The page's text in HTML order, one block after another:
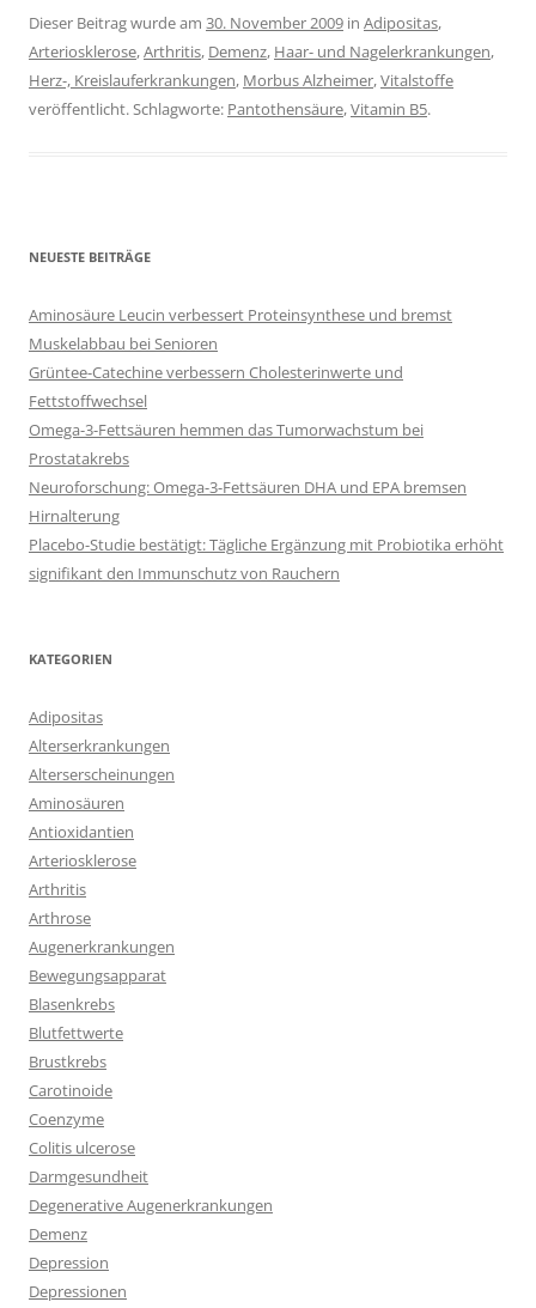
Dieser Beitrag wurde am 30. November 2009 in Adipositas,
Arteriosklerose,Arthritis, Demenz, Haar- und Nagelerkrankungen,
Herz-, Kreislauferkrankungen, Morbus Alzheimer,Vitalstoffe
veröffentlicht. Schlagworte: Pantothensäure,Vitamin B5.
NEUESTE BEITRÄGE
Aminosäure Leucin verbessert Proteinsynthese und bremst
Muskelabbau bei Senioren
Grüntee-Catechine verbessern Cholesterinwerte und
Fettstoffwechsel
Omega-3-Fettsäuren hemmen das Tumorwachstum bei
Prostatakrebs
Neuroforschung: Omega-3-Fettsäuren DHA und EPA bremsen
Hirnalterung
Placebo-Studie bestätigt: Tägliche Ergänzung mit Probiotika erhöht
signifikant den Immunschutz von Rauchern
KATEGORIEN
Adipositas
Alterserkrankungen
Alterserscheinungen
Aminosäuren
Antioxidantien
Arteriosklerose
Arthritis
Arthrose
Augenerkrankungen
Bewegungsapparat
Blasenkrebs
Blutfettwerte
Brustkrebs
Carotinoide
Coenzyme
Colitis ulcerose
Darmgesundheit
Degenerative Augenerkrankungen
Demenz
Depression
Depressionen